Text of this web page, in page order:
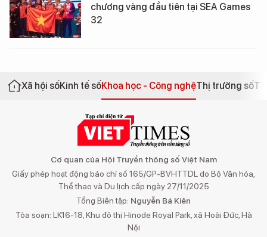
chương vàng đầu tiên tại SEA Games
32
Xã hội sốKinh tế sốKhoa học - Công nghệThị trường số
Cơ quan của Hội Truyền thông số Việt Nam
Giấy phép hoạt động báo chí số 165/GP-BVHTTDL do Bộ Văn hóa,
Thể thao và Du lịch cấp ngày 27/11/2025
Tổng Biên tập: Nguyễn Bá Kiên
Tòa soạn: LK16-18, Khu đô thị Hinode Royal Park, xã Hoài Đức, Hà
Nội